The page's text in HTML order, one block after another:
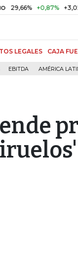
+0,87% +3,02%
LEGALES CAJA
EBITDA AMÉRICA